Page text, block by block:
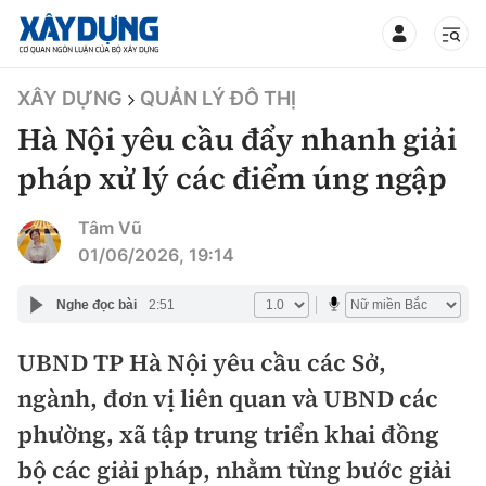
TIN BỘ XÂY DỰNG
CHUYÊN MỤC
Chính trị
Xã hội
Xây dựng
Chỉ đạo điều hành
Giao thông
XÂY DỰNG QUẢN LÝ ĐÔ THỊ
Hà Nội yêu cầu đẩy nhanh giải
pháp xử lý các điểm úng ngập
Tâm Vũ
01/06/2026, 19:14
Nghe đọc bài 2:51
UBND TP Hà Nội yêu cầu các Sở,
ngành, đơn vị liên quan và UBND các
phường, xã tập trung triển khai đồng
bộ các giải pháp, nhằm từng bước giải